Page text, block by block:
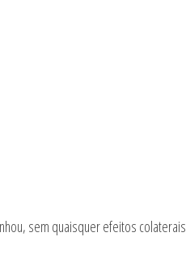
sem quaisquer efeitos